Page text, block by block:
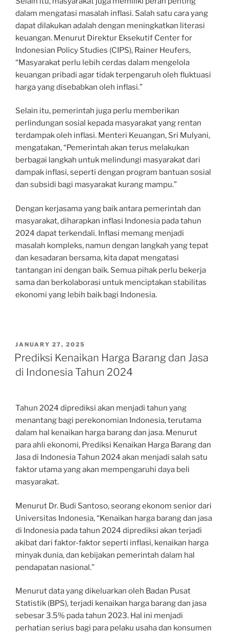
dalam mengatasi masalah inflasi. Salah satu cara yang
dapat dilakukan adalah dengan meningkatkan literasi
keuangan. Menurut Direktur Eksekutif Center for
Indonesian Policy Studies (CIPS), Rainer Heufers,
“Masyarakat perlu lebih cerdas dalam mengelola
keuangan pribadi agar tidak terpengaruh oleh fluktuasi
harga yang disebabkan oleh inflasi.”
Selain itu, pemerintah juga perlu memberikan
perlindungan sosial kepada masyarakat yang rentan
terdampak oleh inflasi. Menteri Keuangan, Sri Mulyani,
mengatakan, “Pemerintah akan terus melakukan
berbagai langkah untuk melindungi masyarakat dari
dampak inflasi, seperti dengan program bantuan sosial
dan subsidi bagi masyarakat kurang mampu.”
Dengan kerjasama yang baik antara pemerintah dan
masyarakat, diharapkan inflasi Indonesia pada tahun
2024 dapat terkendali. Inflasi memang menjadi
masalah kompleks, namun dengan langkah yang tepat
dan kesadaran bersama, kita dapat mengatasi
tantangan ini dengan baik. Semua pihak perlu bekerja
sama dan berkolaborasi untuk menciptakan stabilitas
ekonomi yang lebih baik bagi Indonesia.
POSTED
ON
JANUARY 27, 2025
Prediksi Kenaikan Harga Barang dan Jasa
di Indonesia Tahun 2024
Tahun 2024 diprediksi akan menjadi tahun yang
menantang bagi perekonomian Indonesia, terutama
dalam hal kenaikan harga barang dan jasa. Menurut
para ahli ekonomi, Prediksi Kenaikan Harga Barang dan
Jasa di Indonesia Tahun 2024 akan menjadi salah satu
faktor utama yang akan mempengaruhi daya beli
masyarakat.
Menurut Dr. Budi Santoso, seorang ekonom senior dari
Universitas Indonesia, “Kenaikan harga barang dan jasa
di Indonesia pada tahun 2024 diprediksi akan terjadi
akibat dari faktor-faktor seperti inflasi, kenaikan harga
minyak dunia, dan kebijakan pemerintah dalam hal
pendapatan nasional.”
Menurut data yang dikeluarkan oleh Badan Pusat
Statistik (BPS), terjadi kenaikan harga barang dan jasa
sebesar 3.5% pada tahun 2023. Hal ini menjadi
perhatian serius bagi para pelaku usaha dan konsumen